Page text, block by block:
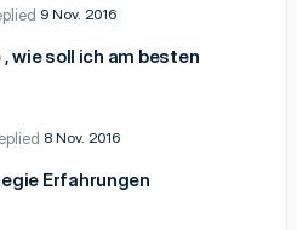
9 Nov. 2016
wie soll ich am besten
8 Nov. 2016
Erfahrungen